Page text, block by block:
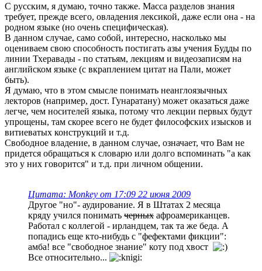
С русским, я думаю, точно также. Масса разделов знания
требует, прежде всего, овладения лексикой, даже если она - на
родном языке (но очень специфическая).
В данном случае, само собой, интересно, насколько мы
оцениваем свою способность постигать азы учения Будды по
линии Тхеравады - по статьям, лекциям и видеозаписям на
английском языке (с вкраплением цитат на Пали, может
быть).
Я думаю, что в этом смысле понимать неанглоязычных
лекторов (например, дост. Гунаратану) может оказаться даже
легче, чем носителей языка, потому что лекции первых будут
упрощены, там скорее всего не будет философских изысков и
витиеватых конструкций и т.д.
Свободное владение, в данном случае, означает, что Вам не
придется обращаться к словарю или долго вспоминать "а как
это у них говорится" и т.д. при личном общении.
Цитата: Monkey от 17:09 22 июня 2009
Другое "но"- аудирование. Я в Штатах 2 месяца
кряду учился понимать черных афроамериканцев.
Работал с коллегой - ирландцем, так та же беда. А
попадись еще кто-нибудь с "фефектами фикции":
амба! все "свободное знание" коту под хвост
Все относительно...